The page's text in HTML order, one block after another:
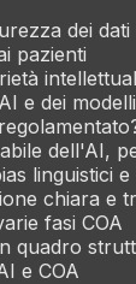
dei dati
pazienti
e dei
dell'AI,
linguistici
chiara e
fasi COA
quadro
e COA